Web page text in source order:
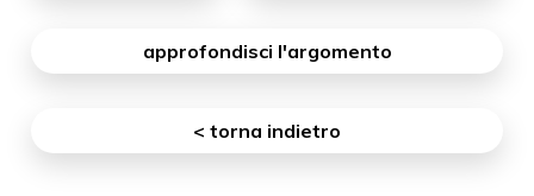
approfondisci l'argomento
< torna indietro